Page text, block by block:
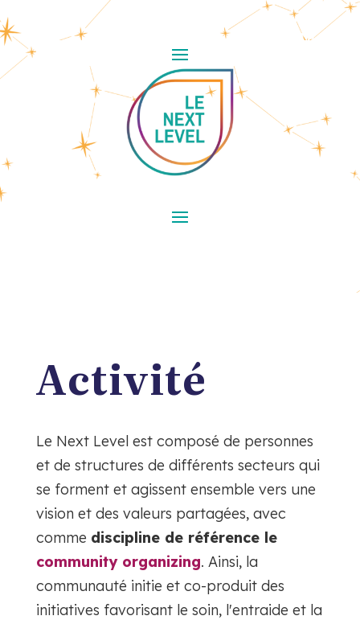
Activité
Le Next Level est composé de personnes
et de structures de différents secteurs qui
se forment et agissent ensemble vers une
vision et des valeurs partagées, avec
comme discipline de référence le
community organizing. Ainsi, la
communauté initie et co-produit des
initiatives favorisant le soin, l'entraide et la